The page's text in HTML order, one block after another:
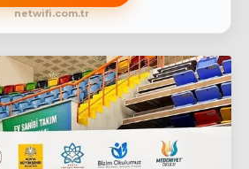
netwifi.com.tr